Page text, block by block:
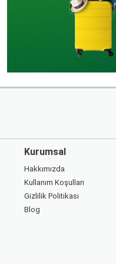
Kurumsal
Hakkımızda
Kullanım Koşulları
Gizlilik Politikası
Blog